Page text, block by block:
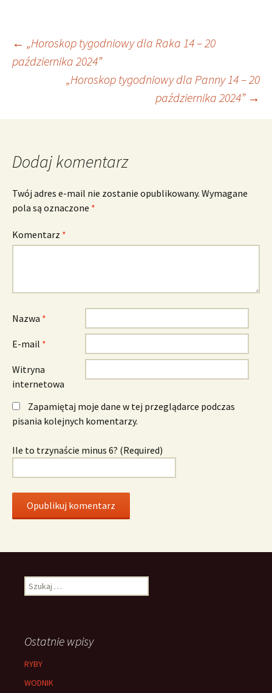
Nawigacja
wpisu
← „Horoskop tygodniowy dla Raka 14 – 20
października 2024”
„Horoskop tygodniowy dla Panny 14 – 20
października 2024” →
Dodaj komentarz
Twój adres e-mail nie zostanie opublikowany. Wymagane
pola są oznaczone *
Komentarz *
Nazwa *
E-mail *
Witryna
internetowa
Zapamiętaj moje dane w tej przeglądarce podczas
pisania kolejnych komentarzy.
Ile to trzynaście minus 6? (Required)
Szukaj:
Ostatnie wpisy
RYBY
WODNIK